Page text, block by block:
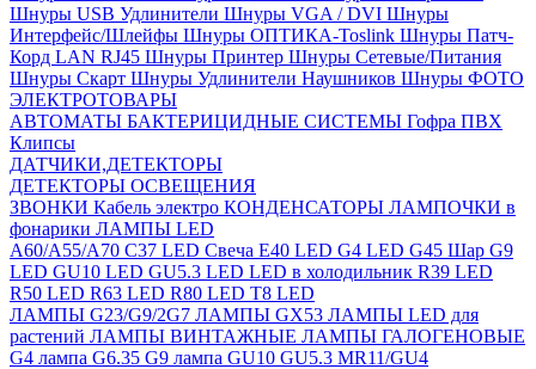
Шнуры USB Удлинители Шнуры VGA / DVI Шнуры
Интерфейс/Шлейфы Шнуры ОПТИКА-Toslink Шнуры Патч-
Корд LAN RJ45 Шнуры Принтер Шнуры Сетевые/Питания
Шнуры Скарт Шнуры Удлинители Наушников Шнуры ФОТО
ЭЛЕКТРОТОВАРЫ
АВТОМАТЫ БАКТЕРИЦИДНЫЕ СИСТЕМЫ Гофра ПВХ
Клипсы
ДАТЧИКИ,ДЕТЕКТОРЫ
ДЕТЕКТОРЫ ОСВЕЩЕНИЯ
ЗВОНКИ Кабель электро КОНДЕНСАТОРЫ ЛАМПОЧКИ в
фонарики ЛАМПЫ LED
A60/A55/A70 C37 LED Свеча E40 LED G4 LED G45 Шар G9
LED GU10 LED GU5.3 LED LED в холодильник R39 LED
R50 LED R63 LED R80 LED T8 LED
ЛАМПЫ G23/G9/2G7 ЛАМПЫ GX53 ЛАМПЫ LED для
растений ЛАМПЫ ВИНТАЖНЫЕ ЛАМПЫ ГАЛОГЕНОВЫЕ
G4 лампа G6.35 G9 лампа GU10 GU5.3 MR11/GU4